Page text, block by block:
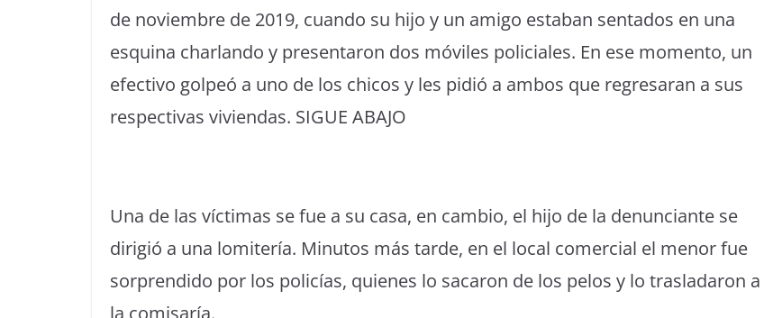
de noviembre de 2019, cuando su hijo y un amigo estaban sentados en una
esquina charlando y presentaron dos móviles policiales. En ese momento, un
efectivo golpeó a uno de los chicos y les pidió a ambos que regresaran a sus
respectivas viviendas. SIGUE ABAJO
Una de las víctimas se fue a su casa, en cambio, el hijo de la denunciante se
dirigió a una lomitería. Minutos más tarde, en el local comercial el menor fue
sorprendido por los policías, quienes lo sacaron de los pelos y lo trasladaron a
la comisaría.